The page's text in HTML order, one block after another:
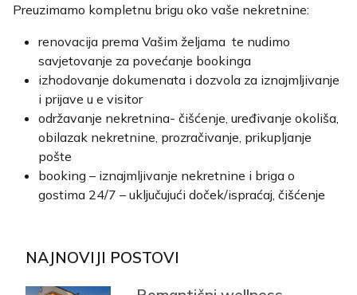
Preuzimamo kompletnu brigu oko vaše nekretnine:
renovacija prema Vašim željama te nudimo
savjetovanje za povećanje bookinga
izhodovanje dokumenata i dozvola za iznajmljivanje
i prijave u e visitor
održavanje nekretnina- čišćenje, uređivanje okoliša,
obilazak nekretnine, prozračivanje, prikupljanje
pošte
booking – iznajmljivanje nekretnine i briga o
gostima 24/7 – uključujući doček/ispraćaj, čišćenje
NAJNOVIJI POSTOVI